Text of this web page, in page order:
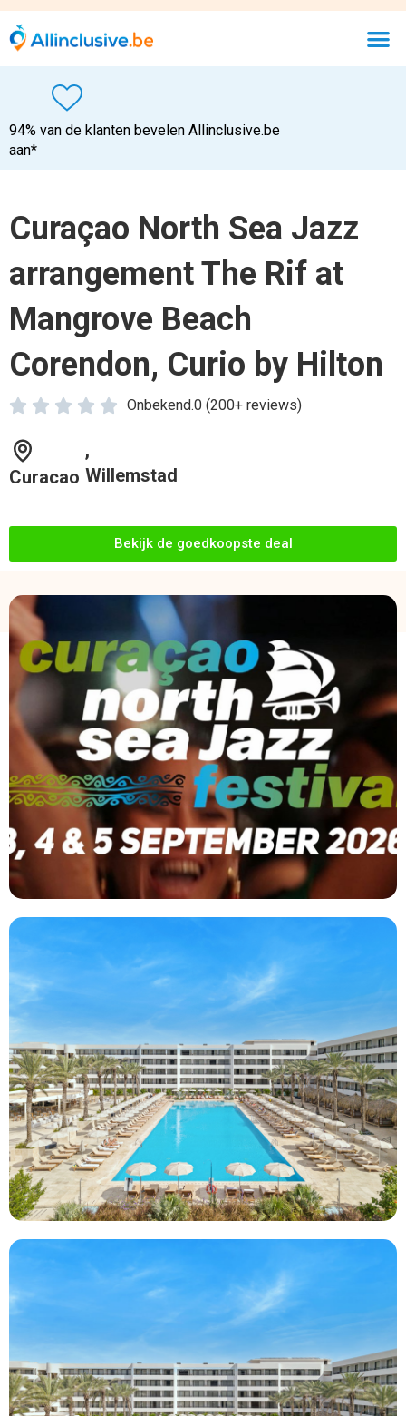
94% van de klanten bevelen Allinclusive.be
aan*
Curaçao North Sea Jazz
arrangement The Rif at
Mangrove Beach
Corendon, Curio by Hilton
Onbekend.0 (200+ reviews)
    
Curacao
,
Willemstad
Bekijk de goedkoopste deal